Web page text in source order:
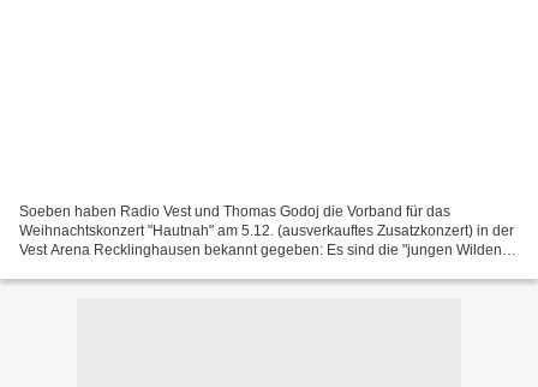
Soeben haben Radio Vest und Thomas Godoj die Vorband für das
Weihnachtskonzert "Hautnah" am 5.12. (ausverkauftes Zusatzkonzert) in der
Vest Arena Recklinghausen bekannt gegeben: Es sind die "jungen Wilden"